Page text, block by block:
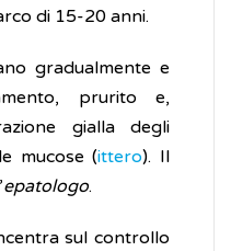
di 15-20 anni.
gradualmente e
prurito e,
gialla degli
mucose (ittero). Il
epatologo.
sul controllo